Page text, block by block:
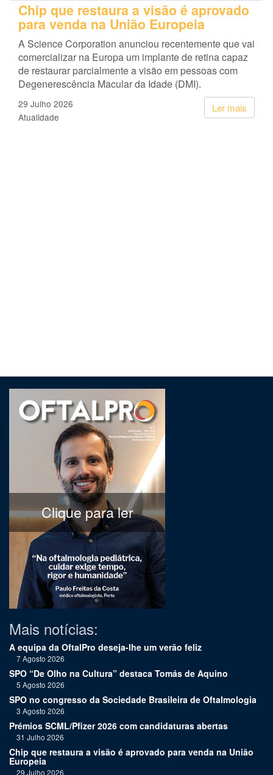
Chip que restaura a visão é aprovado
para venda na União Europeia
A Science Corporation anunciou recentemente que vai
comercializar na Europa um implante de retina capaz
de restaurar parcialmente a visão em pessoas com
Degenerescência Macular da Idade (DMI).
Ler mais
29 Julho 2026
Atualidade
Clique para ler
Mais notícias:
A equipa da OftalPro deseja-lhe um verão feliz
7 Agosto 2026
SPO “De Olho na Cultura” destaca Tomás de Aquino
5 Agosto 2026
SPO no congresso da Sociedade Brasileira de Oftalmologia
3 Agosto 2026
Prémios SCML/Pfizer 2026 com candidaturas abertas
31 Julho 2026
Chip que restaura a visão é aprovado para venda na União
Europeia
29 Julho 2026